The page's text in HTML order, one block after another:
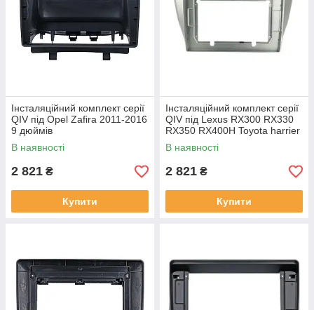
Інсталяційний комплект серії
QIV під Opel Zafira 2011-2016
9 дюймів
В наявності
2 821 ₴
Купити
Інсталяційний комплект серії
QIV під Lexus RX300 RX330
RX350 RX400H Toyota harrier
2003-2009 (F2) 10 дюймів
В наявності
2 821 ₴
Купити